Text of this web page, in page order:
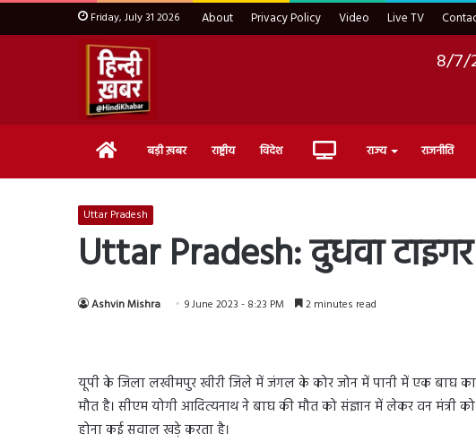
Friday, July 31 2026 About Privacy Policy Video Live TV
8/7/
Home बड़ी ख़बर राष्ट्रीय विदेश Live राज्य राजनीति
Uttar Pradesh
Uttar Pradesh: दुधवा टाइगर
Ashvin Mishra 9 June 2023 - 8:23 PM 2 minutes read
यूपी के जिला लखीमपुर खीरी जिले में जंगल के कोर जोन में पानी में एक बाघ
मौत है। सीएम योगी आदित्यनाथ ने बाघ की मौत को संज्ञान में लेकर वन
होना कई सवाल खड़े करता है।